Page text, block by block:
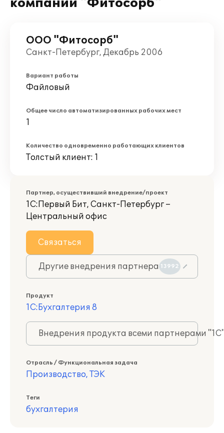
компании "Фитосорб"
ООО "Фитосорб"
Санкт-Петербург, Декабрь 2006
Вариант работы
Файловый
Общее число автоматизированных рабочих мест
1
Количество одновременно работающих клиентов
Толстый клиент: 1
Партнер, осуществивший внедрение/проект
1С:Первый Бит, Санкт-Петербург –
Центральный офис
Связаться
Другие внедрения партнера 13992
Продукт
1С:Бухгалтерия 8
Внедрения продукта всеми партнерами
Отрасль / Функциональная задача
Производство, ТЭК
Теги
бухгалтерия